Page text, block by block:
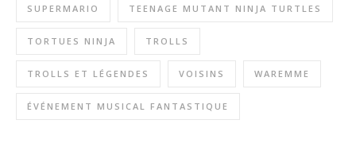
SUPERMARIO TEENAGE MUTANT NINJA TURTLES
TORTUES NINJA TROLLS
TROLLS ET LÉGENDES VOISINS WAREMME
ÉVÉNEMENT MUSICAL FANTASTIQUE